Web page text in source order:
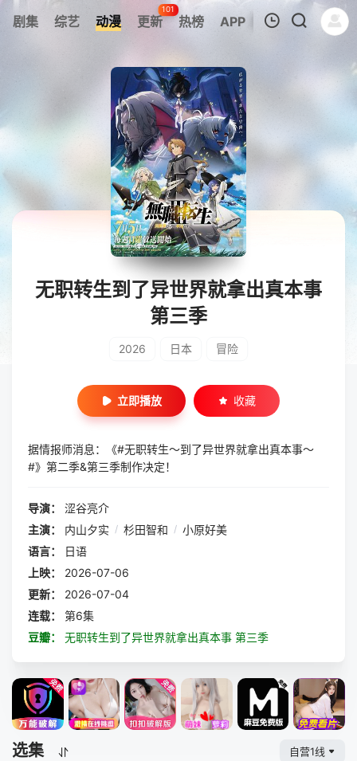
剧集 综艺 动漫 更新
101
热榜 APP
暂无观看影片的记录
无职转生到了异世界就拿出真本事
第三季
2026 日本 冒险
立即播放 收藏
据情报师消息：《#无职转生～到了异世界就拿出真本事～
#》第二季&第三季制作决定！
导演：
涩谷亮介
主演：
内山夕实 / 杉田智和 / 小原好美
语言：
日语
上映：
2026-07-06
更新：
2026-07-04
连载：
第6集
豆瓣：
无职转生到了异世界就拿出真本事 第三季
选集 自营1线